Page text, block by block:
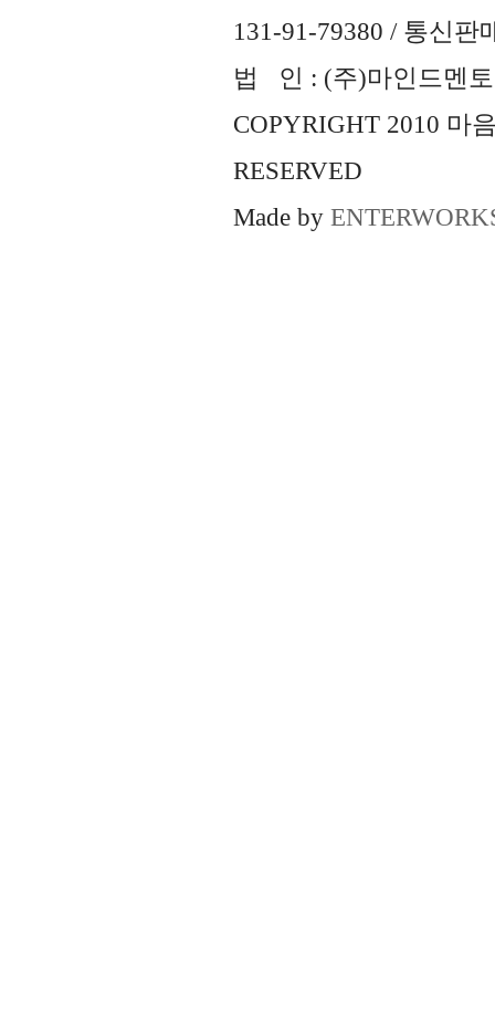
131-91-79380 / 통신판
법 인 : (주)마인드멘토
COPYRIGHT 2010 마
RESERVED
Made by